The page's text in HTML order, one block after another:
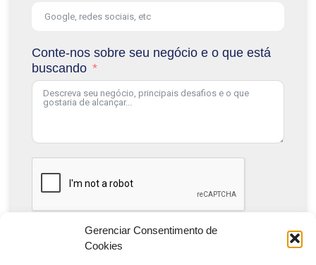
Gerenciar Consentimento de
Cookies
Conte-nos sobre seu negócio e o que está
buscando
Solicitar Consultoria Gratuita